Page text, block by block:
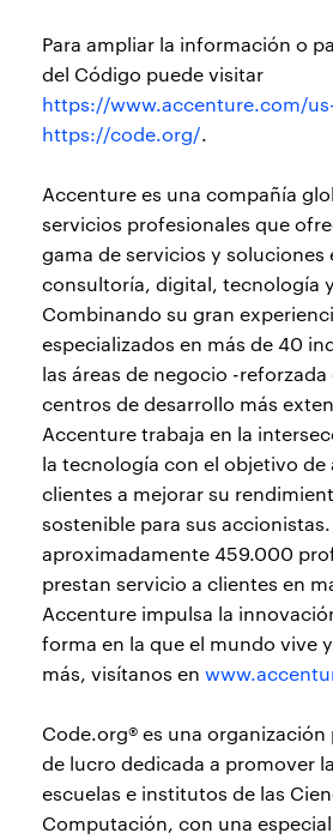
Para ampliar la información o
del Código puede visitar
https://www.accenture.com/
https://code.org/.
Accenture es una compañía
servicios profesionales que
gama de servicios y soluciones
consultoría, digital, tecnología
Combinando su gran
especializados en más de 40
las áreas de negocio -
centros de desarrollo más
Accenture trabaja en la
la tecnología con el objetivo de
clientes a mejorar su
sostenible para sus
aproximadamente 459.000
prestan servicio a clientes en
Accenture impulsa la
forma en la que el mundo vive
más, visítanos en
Code.org® es una
de lucro dedicada a promover
escuelas e institutos de las
Computación, con una